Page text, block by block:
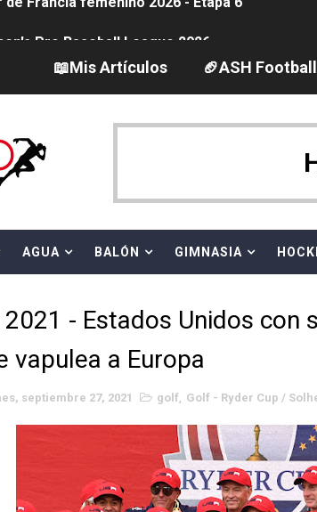
de Europa en aguas abiertas 2026
de Europa de pentatlón moderno
de Europa de natación artística 2026
- Adam Page con Brodido desbancan una
de MotoGP 2026 - GP Gran Bretaña
NXT - Myles Borne y Tavion Heights ponen
Football League 2026 - Week 10
y AFLE 2026 - Regular season
éxitos por fin para Chelsea Green, Chad
📖Mis Artículos 🏈ASH Football
AGUA BALÓN GIMNASIA
2021 - Estados Unidos con
vapulea a Europa
septiembre 27, 2021 golf, Golf - Ryder Cup /